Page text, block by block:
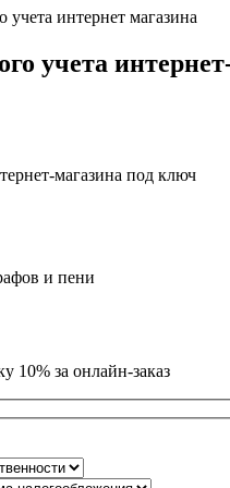
учета интернет магазина
учета
магазина под ключ
и пени
10% за онлайн-заказ